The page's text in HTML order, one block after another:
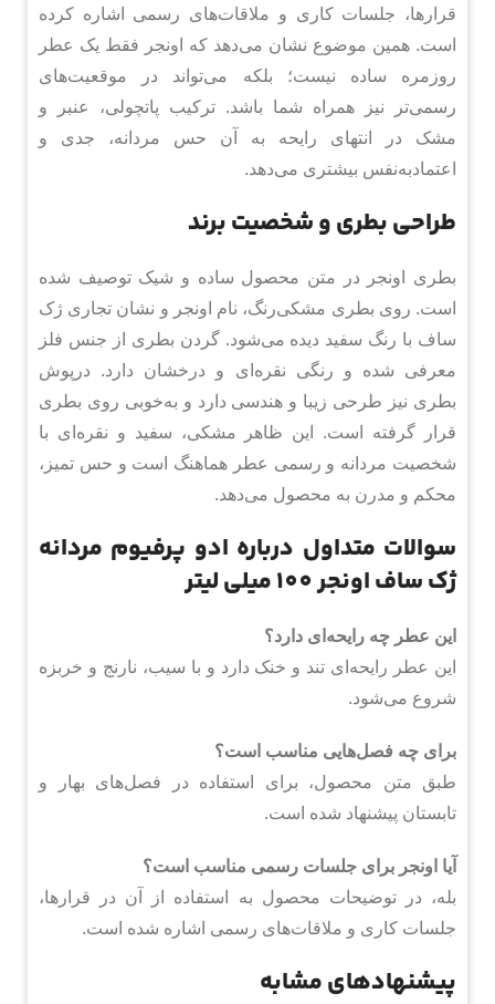
قرارها، جلسات کاری و ملاقات‌های رسمی اشاره کرده
است. همین موضوع نشان می‌دهد که اونجر فقط یک عطر
روزمره ساده نیست؛ بلکه می‌تواند در موقعیت‌های
رسمی‌تر نیز همراه شما باشد. ترکیب پاتچولی، عنبر و
مشک در انتهای رایحه به آن حس مردانه، جدی و
اعتمادبه‌نفس بیشتری می‌دهد.
طراحی بطری و شخصیت برند
بطری اونجر در متن محصول ساده و شیک توصیف شده
است. روی بطری مشکی‌رنگ، نام اونجر و نشان تجاری ژک
ساف با رنگ سفید دیده می‌شود. گردن بطری از جنس فلز
معرفی شده و رنگی نقره‌ای و درخشان دارد. درپوش
بطری نیز طرحی زیبا و هندسی دارد و به‌خوبی روی بطری
قرار گرفته است. این ظاهر مشکی، سفید و نقره‌ای با
شخصیت مردانه و رسمی عطر هماهنگ است و حس تمیز،
محکم و مدرن به محصول می‌دهد.
سوالات متداول درباره ادو پرفیوم مردانه
ژک ساف اونجر 100 میلی لیتر
این عطر چه رایحه‌ای دارد؟
این عطر رایحه‌ای تند و خنک دارد و با سیب، نارنج و خربزه
شروع می‌شود.
برای چه فصل‌هایی مناسب است؟
طبق متن محصول، برای استفاده در فصل‌های بهار و
تابستان پیشنهاد شده است.
آیا اونجر برای جلسات رسمی مناسب است؟
بله، در توضیحات محصول به استفاده از آن در قرارها،
جلسات کاری و ملاقات‌های رسمی اشاره شده است.
پیشنهادهای مشابه